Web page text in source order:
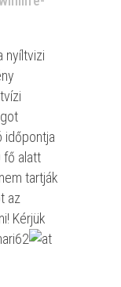
nyíltvizi
időpontja
fő alatt
tartják
az
Kérjük